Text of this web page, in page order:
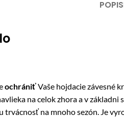
POPIS
ochrániťVaše hojdacie závesné
na celok zhora a v
trvácnosť na mnoho sezón. Je